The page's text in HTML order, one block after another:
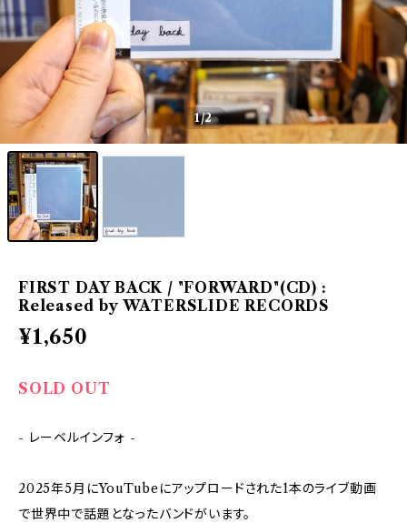
1/2
FIRST DAY BACK / "FORWARD"(CD) :
Released by WATERSLIDE RECORDS
¥1,650
SOLD OUT
- レーベルインフォ -
2025年5月にYouTubeにアップロードされた1本のライブ動画
で世界中で話題となったバンドがいます。